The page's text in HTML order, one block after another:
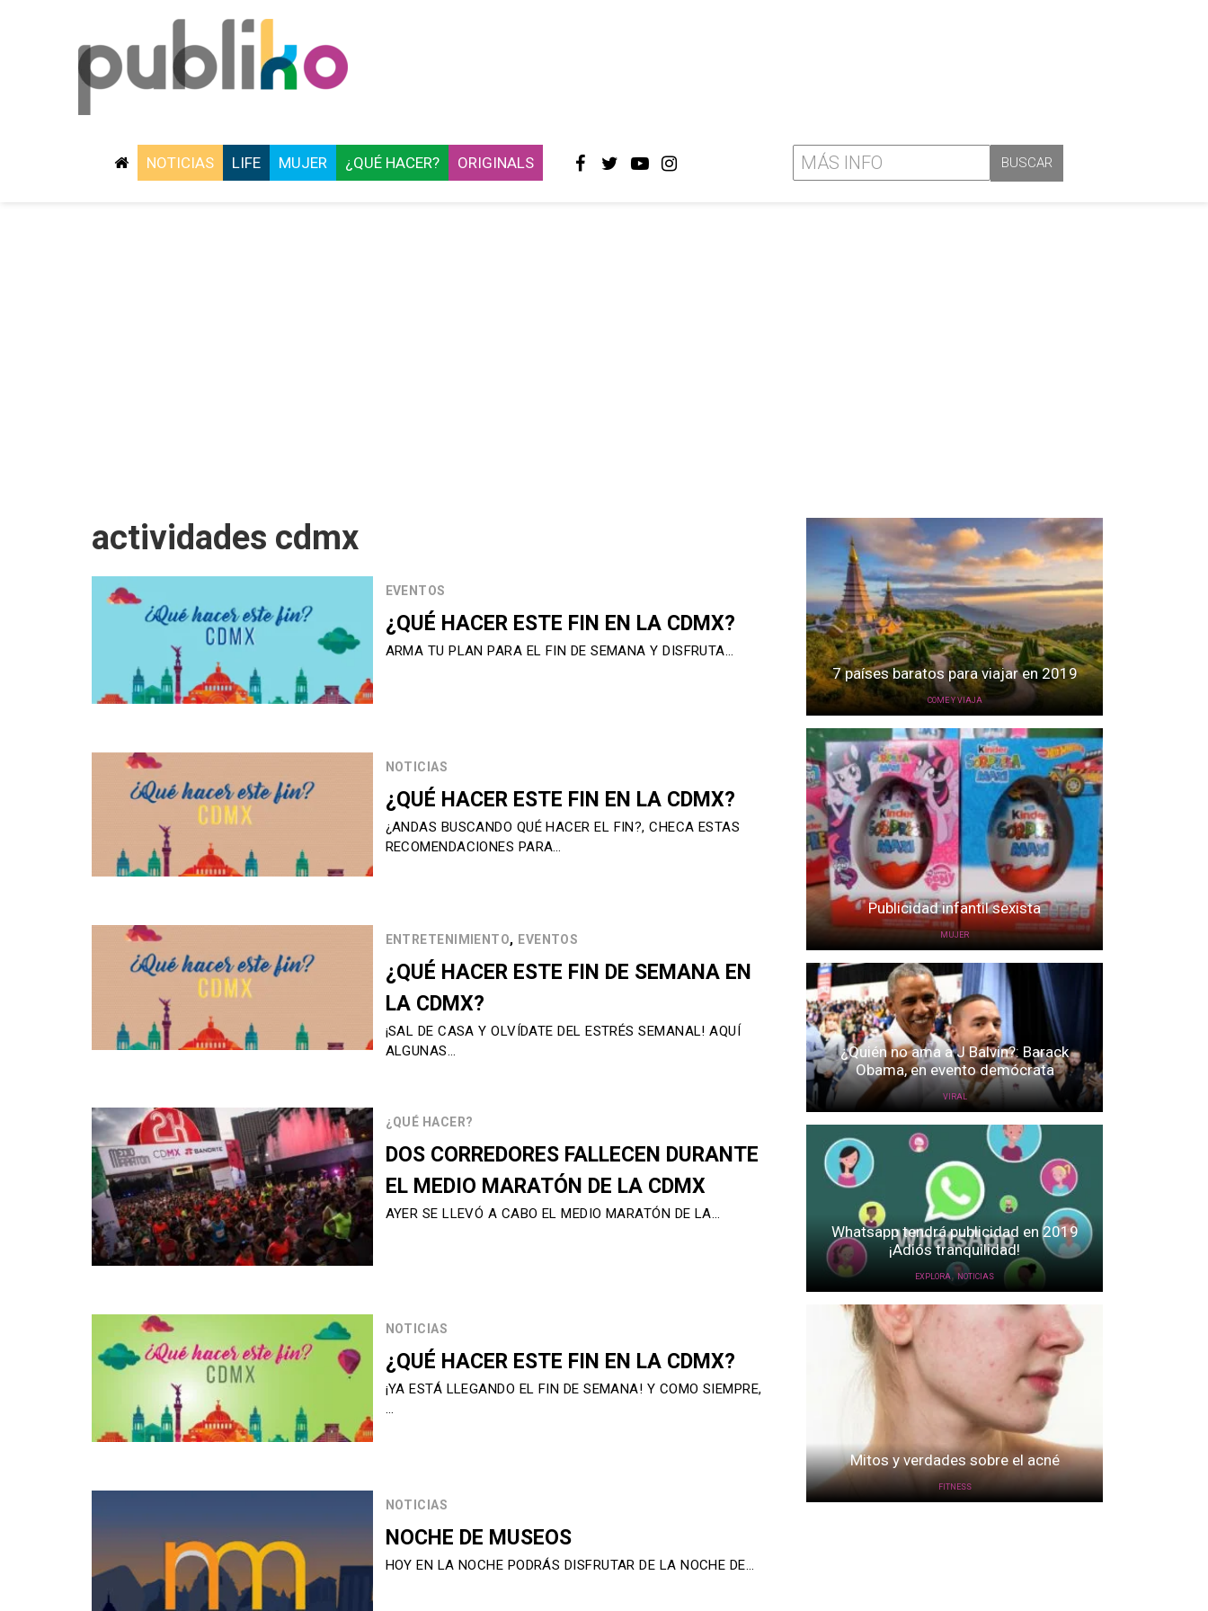
NOTICIAS LIFE MUJER ¿QUÉ HACER? ORIGINALS
actividades cdmx
EVENTOS
¿QUÉ HACER ESTE FIN EN LA CDMX?
ARMA TU PLAN PARA EL FIN DE SEMANA Y DISFRUTA…
NOTICIAS
¿QUÉ HACER ESTE FIN EN LA CDMX?
¿ANDAS BUSCANDO QUÉ HACER EL FIN?, CHECA ESTAS
RECOMENDACIONES PARA…
ENTRETENIMIENTO, EVENTOS
¿QUÉ HACER ESTE FIN DE SEMANA EN
LA CDMX?
¡SAL DE CASA Y OLVÍDATE DEL ESTRÉS SEMANAL! AQUÍ
ALGUNAS…
¿QUÉ HACER?
DOS CORREDORES FALLECEN DURANTE
EL MEDIO MARATÓN DE LA CDMX
AYER SE LLEVÓ A CABO EL MEDIO MARATÓN DE LA…
NOTICIAS
¿QUÉ HACER ESTE FIN EN LA CDMX?
¡YA ESTÁ LLEGANDO EL FIN DE SEMANA! Y COMO SIEMPRE,
…
NOTICIAS
NOCHE DE MUSEOS
HOY EN LA NOCHE PODRÁS DISFRUTAR DE LA NOCHE DE…
7 países baratos para viajar en 2019
COME Y VIAJA
Publicidad infantil sexista
MUJER
¿Quién no ama a J Balvin?: Barack
Obama, en evento demócrata
VIRAL
Whatsapp tendrá publicidad en 2019
¡Adiós tranquilidad!
EXPLORA,NOTICIAS
Mitos y verdades sobre el acné
FITNESS